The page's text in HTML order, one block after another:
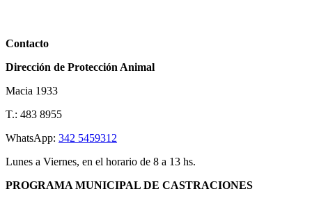
Contacto
Dirección de Protección Animal
Macia 1933
T.: 483 8955
WhatsApp: 342 5459312
Lunes a Viernes, en el horario de 8 a 13 hs.
PROGRAMA MUNICIPAL DE CASTRACIONES